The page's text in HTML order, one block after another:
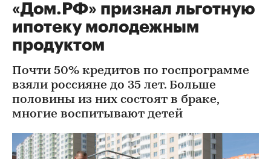
«Дом.РФ» признал льготную
ипотеку молодежным
продуктом
Почти 50% кредитов по госпрограмме
взяли россияне до 35 лет. Больше
половины из них состоят в браке,
многие воспитывают детей